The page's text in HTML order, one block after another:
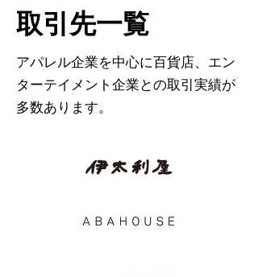
取引先一覧
アパレル企業を中心に百貨店、エン
ターテイメント企業との取引実績が
多数あります。